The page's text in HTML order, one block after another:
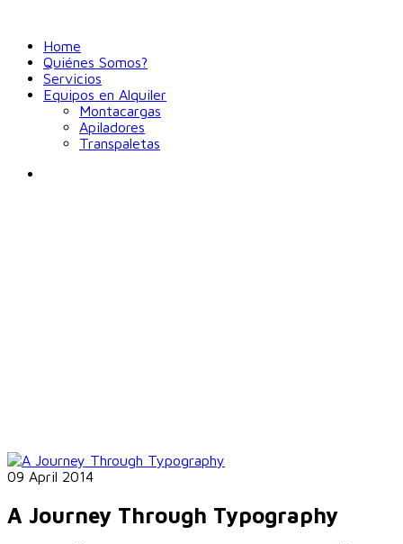
Home
Quiénes Somos?
Servicios
Equipos en Alquiler
Montacargas
Apiladores
Transpaletas
09 April 2014
A Journey Through Typography